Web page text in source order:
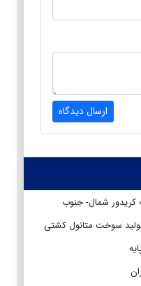
ارسال دیدگاه
کریدور شمال- جنوب
سوخت متانول کشتی‌